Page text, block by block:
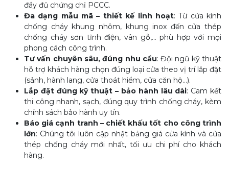
đầy đủ chứng chỉ PCCC.
Đa dạng mẫu mã – thiết kế linh hoạt: Từ cửa kính
chống cháy khung nhôm, khung inox đến cửa thép
chống cháy sơn tĩnh điện, vân gỗ,… phù hợp với mọi
phong cách công trình.
Tư vấn chuyên sâu, đúng nhu cầu: Đội ngũ kỹ thuật
hỗ trợ khách hàng chọn đúng loại cửa theo vị trí lắp đặt
(sảnh, hành lang, cửa thoát hiểm, cửa căn hộ…).
Lắp đặt đúng kỹ thuật – bảo hành lâu dài: Cam kết
thi công nhanh, sạch, đúng quy trình chống cháy, kèm
chính sách bảo hành uy tín.
Báo giá cạnh tranh – chiết khấu tốt cho công trình
lớn: Chúng tôi luôn cập nhật bảng giá cửa kính và cửa
thép chống cháy mới nhất, tối ưu chi phí cho khách
hàng.